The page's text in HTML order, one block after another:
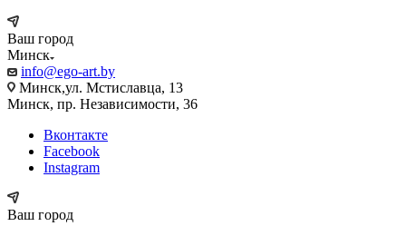
Ваш город
Минск
info@ego-art.by
Минск,ул. Мстиславца, 13
Минск, пр. Независимости, 36
Вконтакте
Facebook
Instagram
Ваш город